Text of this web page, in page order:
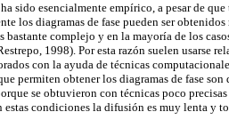
sido esencialmente empírico, a pesar de
los diagramas de fase pueden ser
complejo y en la mayoría de los
1998). Por esta razón suelen usarse
con la ayuda de técnicas
permiten obtener los diagramas de fase
se obtuvieron con técnicas poco
condiciones la difusión es muy lenta y